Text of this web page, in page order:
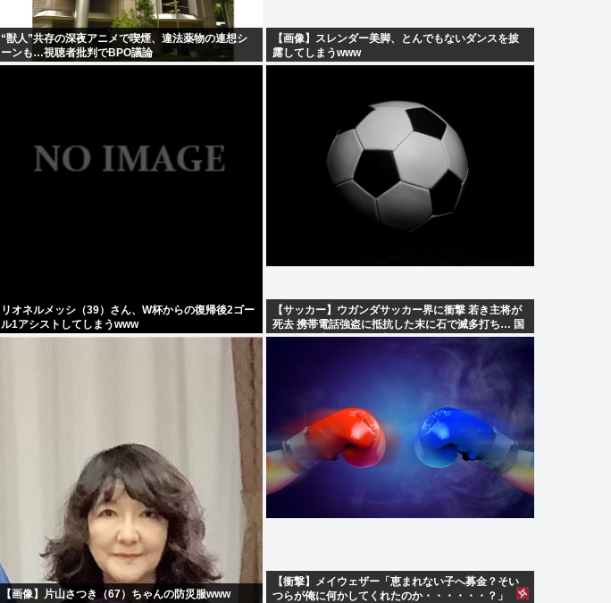
“獣人”共存の深夜アニメで喫煙、違法薬物の連想シ
ーンも…視聴者批判でBPO議論
【画像】スレンダー美脚、とんでもないダンスを披
露してしまうwww
リオネルメッシ（39）さん、W杯からの復帰後2ゴー
ル1アシストしてしまうwww
【サッカー】ウガンダサッカー界に衝撃 若き主将が
死去 携帯電話強盗に抵抗した末に石で滅多打ち… 国
民が怒り「リーダーを失った」
【画像】片山さつき（67）ちゃんの防災服www
【衝撃】メイウェザー「恵まれない子へ募金？そい
つらが俺に何かしてくれたのか・・・・・・？」